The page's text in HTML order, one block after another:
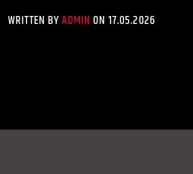
WRITTEN BYADMIN ON 17.05.2026